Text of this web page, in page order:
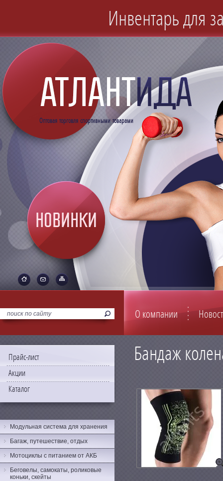
О компании
Инвентарь для
Оптовая торговля спортивными товарами
Бандаж
Прайс-лист
Акции
Каталог
Модульная система для хранения
Багаж, путешествие, отдых
Мотоциклы с питанием от АКБ
Беговелы, самокаты, роликовые
коньки, скейты